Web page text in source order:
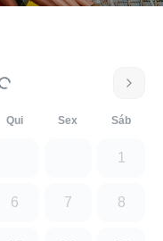
Qui Sex Sáb
1
6 7 8